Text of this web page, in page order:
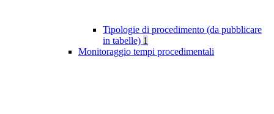
Tipologie di procedimento (da pubblicare
in tabelle) 1
Monitoraggio tempi procedimentali